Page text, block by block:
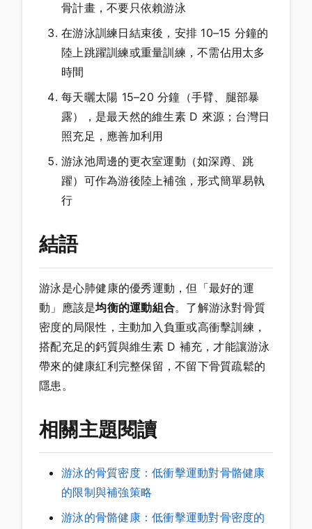
骨計畫，不要只依賴游泳
在游泳訓練日結束後，安排 10–15 分鐘的
陸上跳躍訓練或重量訓練，不需佔用太多
時間
每天曬太陽 15–20 分鐘（手臂、腿部暴
露），是最天然的維生素 D 來源；台灣日
照充足，應善加利用
游泳池周邊的更衣室運動（如深蹲、跳
躍）可作為游後陸上補強，形式簡單易執
行
結語
游泳是心肺健康的優秀運動，但「最好的運
動」應該是均衡的運動組合。了解游泳對骨質
密度的局限性，主動加入負重或高衝擊訓練，
搭配充足的鈣質與維生素 D 補充，才能讓游泳
帶來的健康紅利完整保留，不留下骨質疏鬆的
隱患。
相關主題閱讀
游泳的骨質密度：低衝擊運動對骨骼健康
的限制與補強策略
游泳的骨骼健康：低衝擊運動對骨密度的